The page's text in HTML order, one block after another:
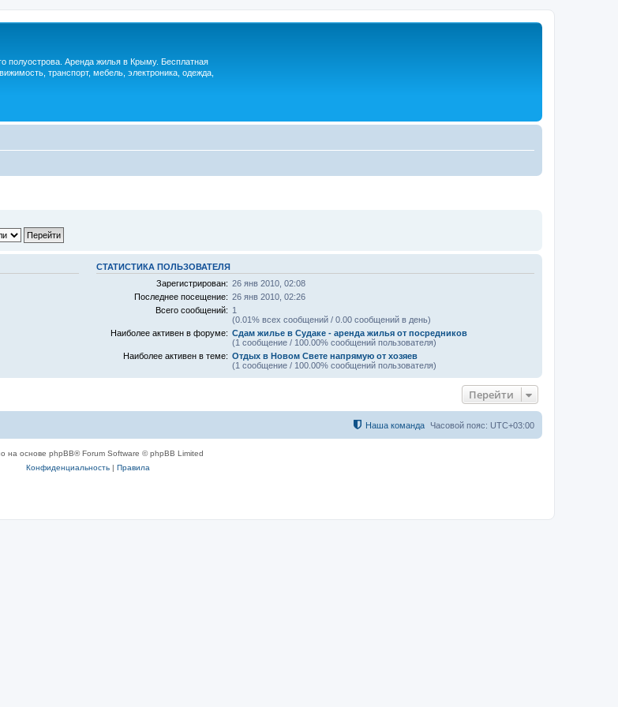
полуострова. Аренда жилья в Крыму. Бесплатная
транспорт, мебель, электроника, одежда,
СТАТИСТИКА ПОЛЬЗОВАТЕЛЯ
Зарегистрирован: 26 янв 2010, 02:08
Последнее посещение: 26 янв 2010, 02:26
Всего сообщений: 1
(0.01% всех сообщений / 0.00 сообщений в день)
Наиболее активен в форуме: Сдам жилье в Судаке - аренда жилья от посредников
(1 сообщение / 100.00% сообщений пользователя)
Наиболее активен в теме: Отдых в Новом Свете напрямую от хозяев
(1 сообщение / 100.00% сообщений пользователя)
Перейти
Часовой пояс: UTC+03:00
Наша команда
на основе phpBB® Forum Software © phpBB Limited
Конфиденциальность| Правила